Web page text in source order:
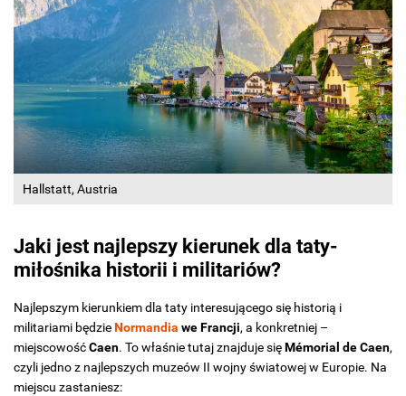
Hallstatt, Austria
Jaki jest najlepszy kierunek dla taty-
miłośnika historii i militariów?
Najlepszym kierunkiem dla taty interesującego się historią i
militariami będzieNormandia we Francji, a konkretniej –
miejscowośćCaen. To właśnie tutaj znajduje sięMémorial de Caen,
czyli jedno z najlepszych muzeów II wojny światowej w Europie. Na
miejscu zastaniesz: